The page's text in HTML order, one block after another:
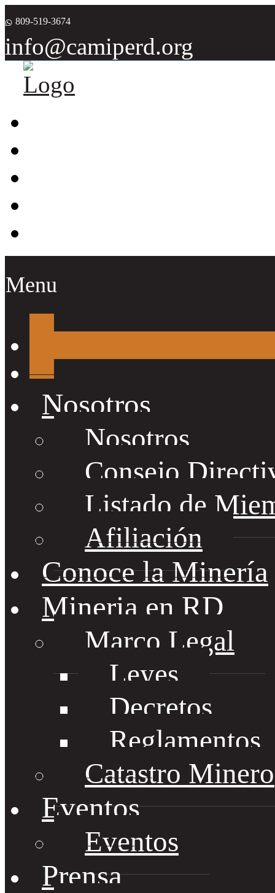
809-519-3674
info@camiperd.org
Menu
Nosotros
Nosotros
Consejo
Listado de
Afiliación
Conoce la Minería
Mineria en RD
Marco Legal
Leyes
Decretos
Reglamentos
Catastro Minero
Eventos
Eventos
Prensa